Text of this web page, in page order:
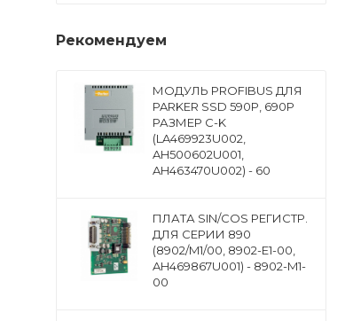
Рекомендуем
МОДУЛЬ PROFIBUS ДЛЯ
PARKER SSD 590P, 690P
РАЗМЕР C-K
(LA469923U002,
AH500602U001,
AH463470U002) - 60
ПЛАТА SIN/COS РЕГИСТР.
ДЛЯ СЕРИИ 890
(8902/M1/00, 8902-E1-00,
AH469867U001) - 8902-M1-
00